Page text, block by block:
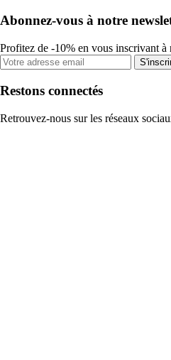
Abonnez-vous à notre
Profitez de -10% en vous inscrivant à
Restons connectés
Retrouvez-nous sur les réseaux